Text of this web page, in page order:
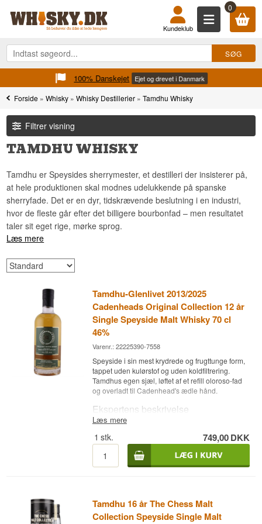
0
Kundeklub
100% Danskejet Ejet og drevet i Danmark
Forside »Whisky »Whisky Destillerier »Tamdhu Whisky
Filtrer visning
TAMDHU WHISKY
Tamdhu er Speysides sherrymester, et destilleri der insisterer på,
at hele produktionen skal modnes udelukkende på spanske
sherryfade. Det er en dyr, tidskrævende beslutning i en industri,
hvor de fleste går efter det billigere bourbonfad – men resultatet
taler sit eget rige, mørke sprog.
Læs mere
Tamdhu-Glenlivet 2013/2025
Cadenheads Original Collection 12 år
Single Speyside Malt Whisky 70 cl
46%
Varenr.: 22225390-7558
Speyside i sin mest krydrede og frugttunge form,
tappet uden kulørstof og uden koldfiltrering.
Tamdhus egen sjæl, løftet af et refill oloroso-fad
og overladt til Cadenhead's ædle hånd.
Ekspertens beskrivelse
Original Collection 12 år er en Single Malt Scotch
Whisky, lagret på refill oloroso hogsheads og
aftappet ved 46%.
uden kulørstof og uden koldfiltrering. Spiritussen
bag flasken stammer fra Tamdhu i Knockando, et
Læs mere
1 stk. 749,00DKK
Tamdhu 16 år The Chess Malt
Collection Speyside Single Malt